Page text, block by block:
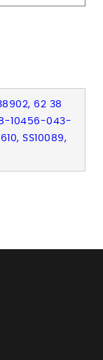
62 38
10456-043-
SS10089,